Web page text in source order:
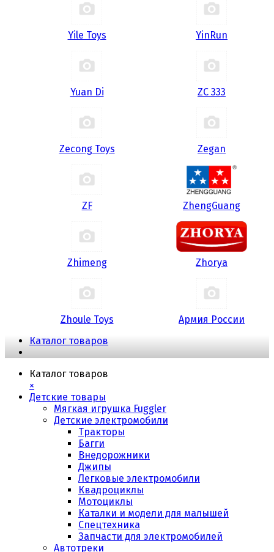
Yile Toys YinRun
Yuan Di ZC 333
Zecong Toys Zegan
ZF ZhengGuang
Zhimeng Zhorya
Zhoule Toys
Армия России
Каталог товаров
Каталог товаров
×
Детские товары
Мягкая игрушка Fuggler
Детские электромобили
Тракторы
Багги
Внедорожники
Джипы
Легковые электромобили
Квадроциклы
Мотоциклы
Каталки и модели для малышей
Спецтехника
Запчасти для электромобилей
Автотреки